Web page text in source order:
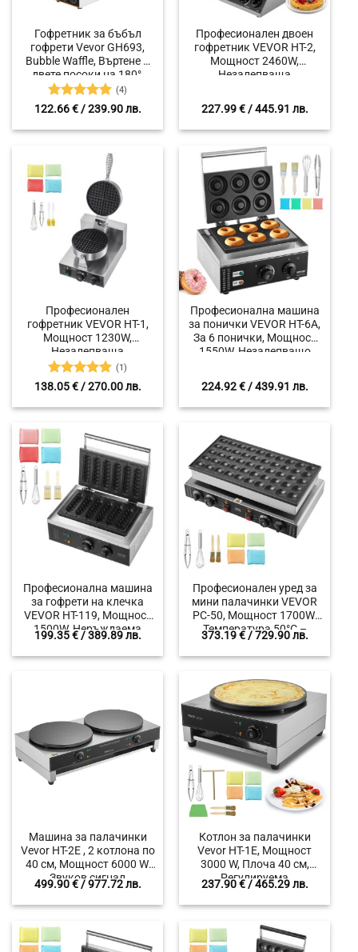
Гофретник за бъбъл
гофрети Vevor GH693,
Bubble Waffle, Въртене в
двете посоки на 180°,
Таймер, Мощност 1400 W
Оценено с
(4)
122.66€/ 239.90 лв.
Професионален двоен
гофретник VEVOR HT-2,
Мощност 2460W,
Незалепваща
Термоконтрол от 50°C до
300°C
227.99€/ 445.91 лв.
Професионален
гофретник VEVOR HT-1,
Мощност 1230W,
Незалепваща
повърхност,
300°C
Оценено с
(1)
138.05€/ 270.00 лв.
Професионална машина
за понички VEVOR HT-6A,
За 6 понички, Мощност
1550W, Незалепващо
224.92€/ 439.91 лв.
Професионална машина
за гофрети на клечка
VEVOR HT-119, Мощност
1500W, Неръждаема
стомана, Едновременно
изпичане на до 6 гофрети
199.35€/ 389.89 лв.
Професионален уред за
мини палачинки VEVOR
PC-50, Мощност 1700W,
Температура 50°C –
300°C, Термоконтрол на
две отделни зони
373.19€/ 729.90 лв.
Машина за палачинки
Vevor HT-2E , 2 котлона по
40 см, Мощност 6000 W,
Звуков сигнал
499.90€/ 977.72 лв.
Котлон за палачинки
Vevor HT-1E, Мощност
3000 W, Плоча 40 см,
Регулируема
температура
237.90€/ 465.29 лв.